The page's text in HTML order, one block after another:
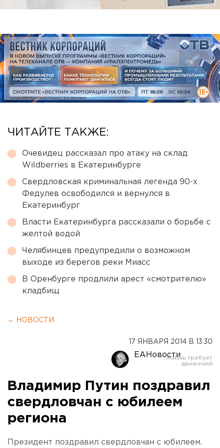
ЧИТАЙТЕ ТАКЖЕ:
Очевидец рассказал про атаку на склад
Wildberries в Екатеринбурге
Свердловская криминальная легенда 90-х
Федулев освободился и вернулся в
Екатеринбург
Власти Екатеринбурга рассказали о борьбе с
желтой водой
Челябинцев предупредили о возможном
выходе из берегов реки Миасс
В Оренбурге продлили арест «смотрителю»
кладбищ
← НОВОСТИ
17 ЯНВАРЯ 2014 В 13:30
ЕАНовости
Владимир Путин поздравил
свердловчан с юбилеем
региона
Президент поздравил свердловчан с юбилеем.